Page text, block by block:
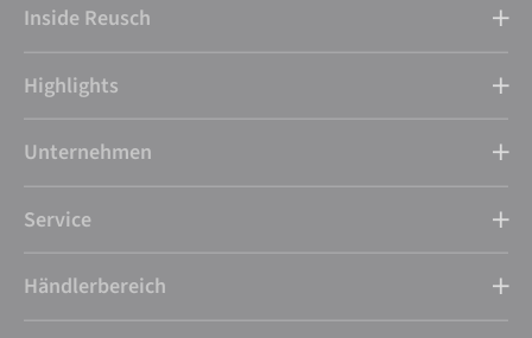
Inside Reusch
Highlights
Unternehmen
Service
Händlerbereich